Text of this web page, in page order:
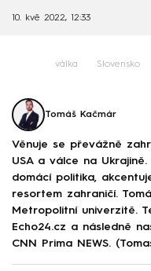
10. kvě 2022, 12:33
válka Slovensko
Tomáš Kačmár
Věnuje se převážně
USA a válce na
domácí politika,
resortem zahraničí.
Metropolitní univerzitě.
Echo24.cz a následně
CNN Prima NEWS.